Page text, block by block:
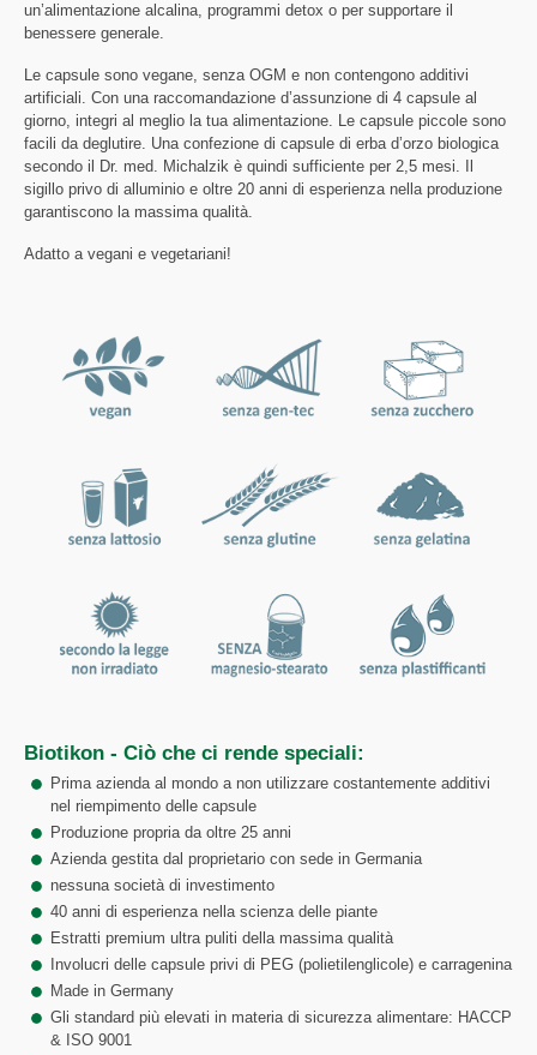
un’alimentazione alcalina, programmi detox o per supportare il
benessere generale.
Le capsule sono vegane, senza OGM e non contengono additivi
artificiali. Con una raccomandazione d’assunzione di 4 capsule al
giorno, integri al meglio la tua alimentazione. Le capsule piccole sono
facili da deglutire. Una confezione di capsule di erba d’orzo biologica
secondo il Dr. med. Michalzik è quindi sufficiente per 2,5 mesi. Il
sigillo privo di alluminio e oltre 20 anni di esperienza nella produzione
garantiscono la massima qualità.
Adatto a vegani e vegetariani!
Biotikon - Ciò che ci rende speciali:
Prima azienda al mondo a non utilizzare costantemente additivi
nel riempimento delle capsule
Produzione propria da oltre 25 anni
Azienda gestita dal proprietario con sede in Germania
nessuna società di investimento
40 anni di esperienza nella scienza delle piante
Estratti premium ultra puliti della massima qualità
Involucri delle capsule privi di PEG (polietilenglicole) e carragenina
Made in Germany
Gli standard più elevati in materia di sicurezza alimentare: HACCP
& ISO 9001